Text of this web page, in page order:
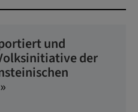
und
der